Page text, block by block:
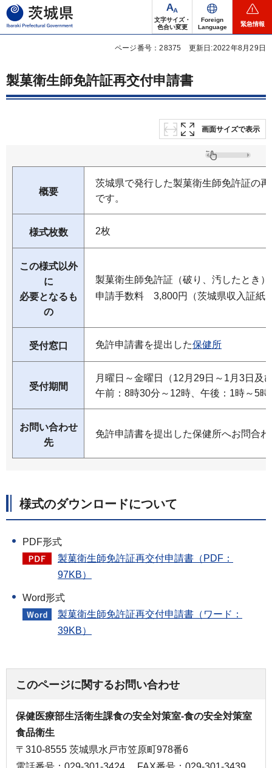
茨城県
文字サイズ・
色合い変更
Foreign
Language
緊急情報
ページ番号：28375 更新日:2022年8月29日
製菓衛生師免許証再交付申請書
画面サイズで表示
概要
茨城県で発行した製菓衛生師免許証の
です。
様式枚数 2枚
この様式以外
に
必要となるも
の
製菓衛生師免許証（破り、汚したとき）
申請手数料 3,800円（茨城県収入証紙
受付窓口 免許申請書を提出した保健所
受付期間
月曜日～金曜日（12月29日～1月3日及
午前：8時30分～12時、午後：1時～5時
お問い合わせ
先
免許申請書を提出した保健所へお問合
様式のダウンロードについて
PDF形式
製菓衛生師免許証再交付申請書（PDF：
97KB）
Word形式
製菓衛生師免許証再交付申請書（ワード：
39KB）
このページに関するお問い合わせ
保健医療部生活衛生課食の安全対策室-食の安全対策室
食品衛生
〒310-8555 茨城県水戸市笠原町978番6